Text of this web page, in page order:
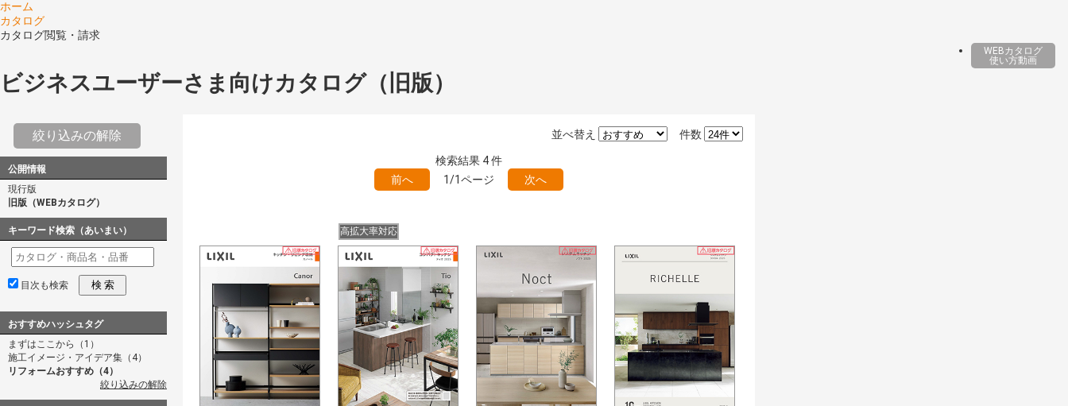
ホーム
カタログ
カタログ閲覧・請求
WEBカタログ
使い方動画
ビジネスユーザーさま向けカタログ（旧版）
絞り込みの解除
公開情報
現行版
旧版（WEBカタログ）
キーワード検索（あいまい）
目次も検索 検 索
おすすめハッシュタグ
まずはここから（1）
施工イメージ・アイデア集（4）
リフォームおすすめ（4）
絞り込みの解除
件数
並べ替え
検索結果 4件
前へ
1/1ページ 次へ
高拡大率対応